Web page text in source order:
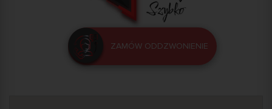
ZAMÓW ODDZWONIENIE